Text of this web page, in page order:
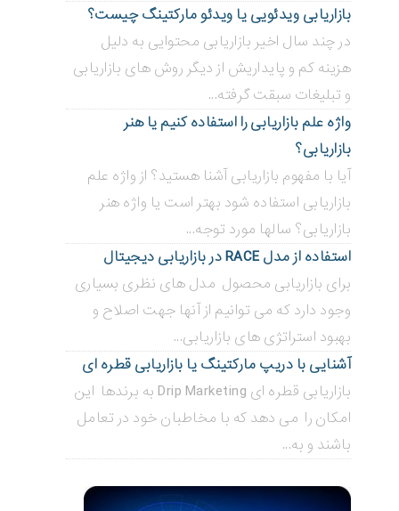
بازاریابی ویدئویی ‌یا ویدئو مارکتینگ چیست؟
در چند سال اخیر بازاریابی محتوایی به دلیل
هزینه کم و پایداریش از دیگر روش های بازاریابی
و تبلیغات سبقت گرفته...
واژه علم بازاریابی را استفاده کنیم یا هنر
بازاریابی؟
آیا با مفهوم بازاریابی آشنا هستید؟ از واژه علم
بازاریابی استفاده شود بهتر است یا واژه هنر
بازاریابی؟ سالها مورد توجه...
استفاده از مدل RACE در بازاریابی دیجیتال
برای بازاریابی محصول مدل های نظری بسیاری
وجود دارد که می توانیم از آنها جهت اصلاح و
بهبود استراتژی های بازاریابی...
آشنایی با دریپ مارکتینگ یا بازاریابی قطره ای
بازاریابی قطره ای Drip Marketing به برندها این
امکان را می دهد که با مخاطبان خود در تعامل
باشند و به...